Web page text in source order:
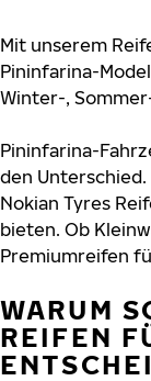
Mit unserem
Pininfarina-
Winter-,
Pininfarina-
den
Nokian Tyres
bieten. Ob
Premiumreifen
WARUM
REIFEN